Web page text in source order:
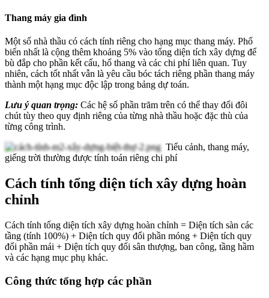
Thang máy gia đình
Một số nhà thầu có cách tính riêng cho hạng mục thang máy. Phổ
biến nhất là cộng thêm khoảng 5% vào tổng diện tích xây dựng để
bù đắp cho phần kết cấu, hố thang và các chi phí liên quan. Tuy
nhiên, cách tốt nhất vẫn là yêu cầu bóc tách riêng phần thang máy
thành một hạng mục độc lập trong bảng dự toán.
Lưu ý quan trọng: Các hệ số phần trăm trên có thể thay đổi đôi
chút tùy theo quy định riêng của từng nhà thầu hoặc đặc thù của
từng công trình.
Tiểu cảnh, thang máy,
giếng trời thường được tính toán riêng chi phí
Cách tính tổng diện tích xây dựng hoàn
chỉnh
Cách tính tổng diện tích xây dựng hoàn chỉnh = Diện tích sàn các
tầng (tính 100%) + Diện tích quy đổi phần móng + Diện tích quy
đổi phần mái + Diện tích quy đổi sân thượng, ban công, tầng hầm
và các hạng mục phụ khác.
Công thức tổng hợp các phần